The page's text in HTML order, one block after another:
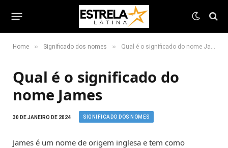
Home » Significado dos nomes » Qual é o significado do nome James
Qual é o significado do
nome James
30 DE JANEIRO DE 2024 SIGNIFICADO DOS NOMES
James é um nome de origem inglesa e tem como